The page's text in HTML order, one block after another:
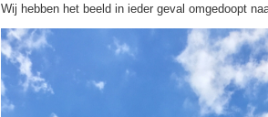
Wij hebben het beeld in ieder geval omgedoopt